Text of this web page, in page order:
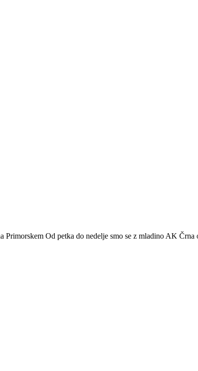
Od petka do nedelje smo se z mladino AK